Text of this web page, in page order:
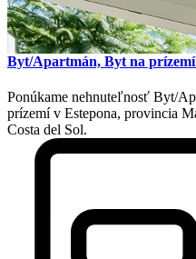
Byt/Apartmán, Byt na
Ponúkame nehnuteľnosť Byt/
prízemí v Estepona, provincia
Costa del Sol.